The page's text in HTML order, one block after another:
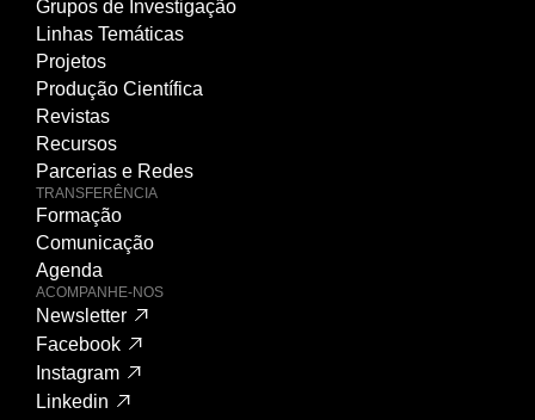
Grupos de Investigação
Linhas Temáticas
Projetos
Produção Científica
Revistas
Recursos
Parcerias e Redes
TRANSFERÊNCIA
Formação
Comunicação
Agenda
ACOMPANHE-NOS
Newsletter
Facebook
Instagram
Linkedin